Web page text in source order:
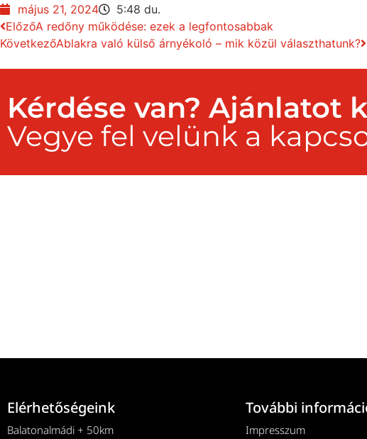
május 21, 2024
5:48 du.
ElőzőA redőny működése: ezek a legfontosabbak
KövetkezőAblakra való külső árnyékoló – mik közül választhatunk?
Kérdése van? Ajánlatot
Vegye fel velünk a
Elérhetőségeink
Balatonalmádi + 50km
További
Impresszum